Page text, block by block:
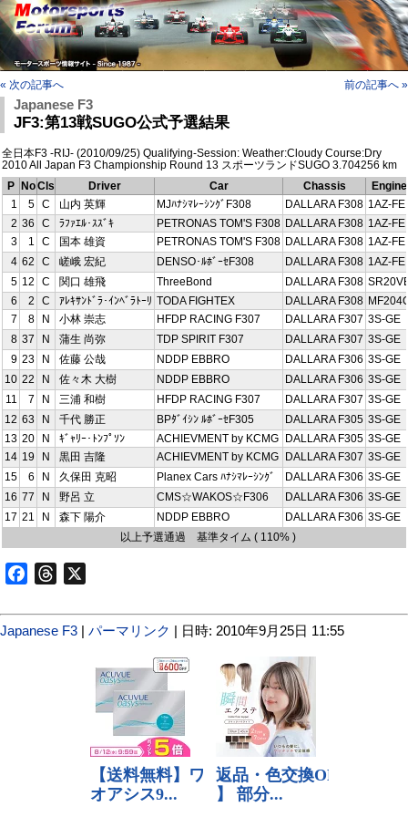
« 次の記事へ 前の記事へ »
Japanese F3
JF3:第13戦SUGO公式予選結果
全日本F3 -RIJ- (2010/09/25) Qualifying-Session: Weather:Cloudy Course:Dry
2010 All Japan F3 Championship Round 13 スポーツランドSUGO 3.704256 km
P NoCls Driver Car Chassis
Engine
1
5 C 山内 英輝 MJﾊﾅｼﾏﾚｰｼﾝｸﾞF308 DALLARA F308 1AZ-FE
2 36 C ﾗﾌｧｴﾙ･ｽｽﾞｷ PETRONAS TOM'S F308 DALLARA F308 1AZ-FE
3
1 C 国本 雄資 PETRONAS TOM'S F308 DALLARA F308 1AZ-FE
4 62 C 嵯峨 宏紀 DENSO･ﾙﾎﾞｰｾF308 DALLARA F308 1AZ-FE
5 12 C 関口 雄飛 ThreeBond DALLARA F308
6
2 C ｱﾚｷｻﾝﾄﾞﾗ･ｲﾝﾍﾞﾗﾄｰﾘ TODA FIGHTEX DALLARA F308
7
8 N 小林 崇志 HFDP RACING F307 DALLARA F307 3S-GE
8 37 N 蒲生 尚弥 TDP SPIRIT F307 DALLARA F307 3S-GE
9 23 N 佐藤 公哉 NDDP EBBRO DALLARA F306 3S-GE
10 22 N 佐々木 大樹 NDDP EBBRO DALLARA F306 3S-GE
11
7 N 三浦 和樹 HFDP RACING F307 DALLARA F307 3S-GE
12 63 N 千代 勝正 BPﾀﾞｲｼﾝ ﾙﾎﾞｰｾF305 DALLARA F305 3S-GE
13 20 N ｷﾞｬﾘｰ･ﾄﾝﾌﾟｿﾝ ACHIEVMENT by KCMG DALLARA F305 3S-GE
14 19 N 黒田 吉隆 ACHIEVMENT by KCMG DALLARA F307 3S-GE
15
6 N 久保田 克昭 Planex Cars ﾊﾅｼﾏﾚｰｼﾝｸﾞ DALLARA F306 3S-GE
16 77 N 野呂 立 CMS☆WAKOS☆F306 DALLARA F306 3S-GE
17 21 N 森下 陽介 NDDP EBBRO DALLARA F306 3S-GE
以上予選通過 基準タイム ( 110% )
FacebookThreads
Japanese F3 | パーマリンク | 日時: 2010年9月25日 11:55